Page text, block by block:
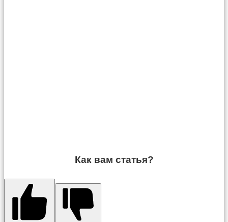
Как вам статья?